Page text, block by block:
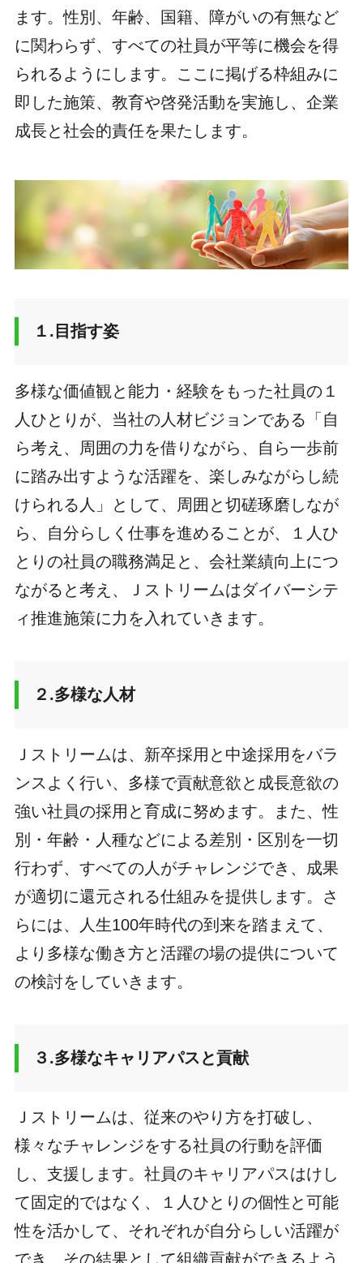
ます。性別、年齢、国籍、障がいの有無など
に関わらず、すべての社員が平等に機会を得
られるようにします。ここに掲げる枠組みに
即した施策、教育や啓発活動を実施し、企業
成長と社会的責任を果たします。
１.目指す姿
多様な価値観と能力・経験をもった社員の１
人ひとりが、当社の人材ビジョンである「自
ら考え、周囲の力を借りながら、自ら一歩前
に踏み出すような活躍を、楽しみながらし続
けられる人」として、周囲と切磋琢磨しなが
ら、自分らしく仕事を進めることが、１人ひ
とりの社員の職務満足と、会社業績向上につ
ながると考え、Ｊストリームはダイバーシテ
ィ推進施策に力を入れていきます。
２.多様な人材
Ｊストリームは、新卒採用と中途採用をバラ
ンスよく行い、多様で貢献意欲と成長意欲の
強い社員の採用と育成に努めます。また、性
別・年齢・人種などによる差別・区別を一切
行わず、すべての人がチャレンジでき、成果
が適切に還元される仕組みを提供します。さ
らには、人生100年時代の到来を踏まえて、
より多様な働き方と活躍の場の提供について
の検討をしていきます。
３.多様なキャリアパスと貢献
Ｊストリームは、従来のやり方を打破し、
様々なチャレンジをする社員の行動を評価
し、支援します。社員のキャリアパスはけし
て固定的ではなく、１人ひとりの個性と可能
性を活かして、それぞれが自分らしい活躍が
でき、その結果として組織貢献ができるよう